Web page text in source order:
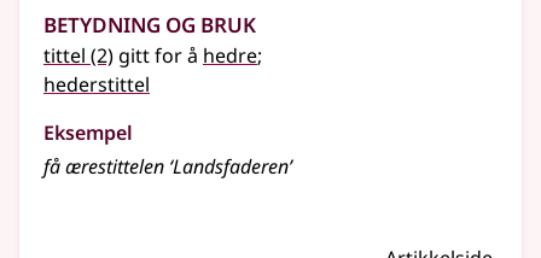
Betydning og bruk
tittel (2) gitt for å hedre;
hederstittel
Eksempel
få ærestittelen ‘Landsfaderen’